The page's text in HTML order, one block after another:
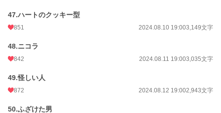
47.ハートのクッキー型
851 2024.08.10 19:003,149文字
48.ニコラ
842 2024.08.11 19:003,035文字
49.怪しい人
872 2024.08.12 19:002,943文字
50.ふざけた男